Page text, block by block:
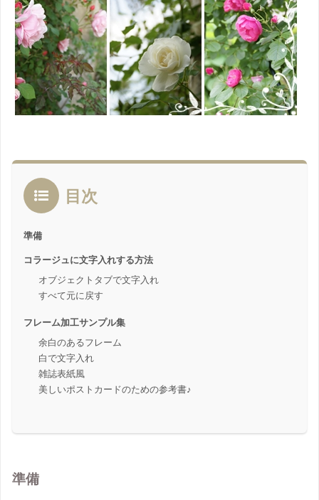
目次
準備
コラージュに文字入れする方法
オブジェクトタブで文字入れ
すべて元に戻す
フレーム加工サンプル集
余白のあるフレーム
白で文字入れ
雑誌表紙風
美しいポストカードのための参考書♪
準備